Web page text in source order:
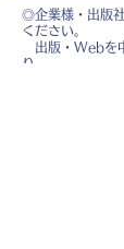
◎企業様・出版
ください。
出版・Webを
り、